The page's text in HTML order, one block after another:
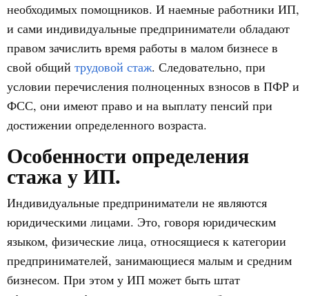
необходимых помощников. И наемные работники ИП,
и сами индивидуальные предприниматели обладают
правом зачислить время работы в малом бизнесе в
свой общий трудовой стаж. Следовательно, при
условии перечисления полноценных взносов в ПФР и
ФСС, они имеют право и на выплату пенсий при
достижении определенного возраста.
Особенности определения
стажа у ИП.
Индивидуальные предприниматели не являются
юридическими лицами. Это, говоря юридическим
языком, физические лица, относящиеся к категории
предпринимателей, занимающиеся малым и средним
бизнесом. При этом у ИП может быть штат